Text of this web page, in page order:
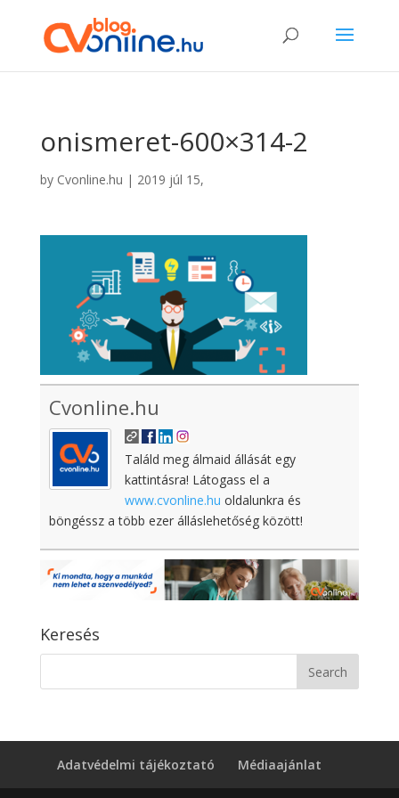
onismeret-600×314-2
by Cvonline.hu | 2019 júl 15,
Cvonline.hu
Találd meg álmaid állását egy
kattintásra! Látogass el a
www.cvonline.hu oldalunkra és
böngéssz a több ezer álláslehetőség között!
Keresés
Adatvédelmi tájékoztató Médiaajánlat